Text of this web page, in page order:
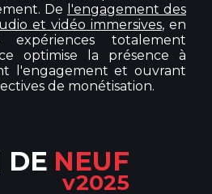
De l'engagement des
et vidéo immersives, en
totalement
optimise la présence à
l'engagement et ouvrant
de monétisation.
DE NEUF
v2025